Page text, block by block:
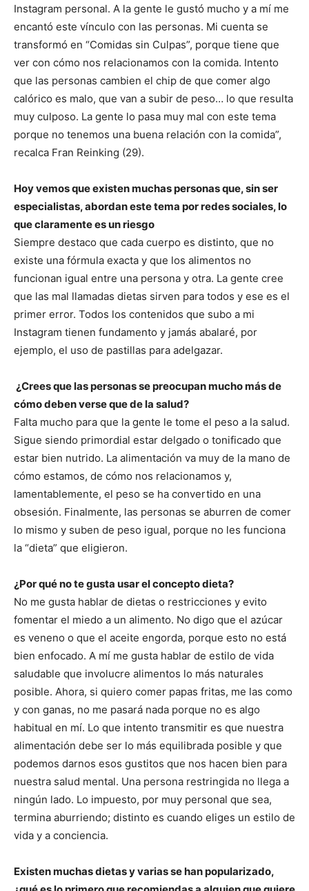
Instagram personal. A la gente le gustó mucho y a mí me
encantó este vínculo con las personas. Mi cuenta se
transformó en “Comidas sin Culpas”, porque tiene que
ver con cómo nos relacionamos con la comida. Intento
que las personas cambien el chip de que comer algo
calórico es malo, que van a subir de peso… lo que resulta
muy culposo. La gente lo pasa muy mal con este tema
porque no tenemos una buena relación con la comida”,
recalca Fran Reinking (29).
Hoy vemos que existen muchas personas que, sin ser
especialistas, abordan este tema por redes sociales, lo
que claramente es un riesgo
Siempre destaco que cada cuerpo es distinto, que no
existe una fórmula exacta y que los alimentos no
funcionan igual entre una persona y otra. La gente cree
que las mal llamadas dietas sirven para todos y ese es el
primer error. Todos los contenidos que subo a mi
Instagram tienen fundamento y jamás abalaré, por
ejemplo, el uso de pastillas para adelgazar.
¿Crees que las personas se preocupan mucho más de
cómo deben verse que de la salud?
Falta mucho para que la gente le tome el peso a la salud.
Sigue siendo primordial estar delgado o tonificado que
estar bien nutrido. La alimentación va muy de la mano de
cómo estamos, de cómo nos relacionamos y,
lamentablemente, el peso se ha convertido en una
obsesión. Finalmente, las personas se aburren de comer
lo mismo y suben de peso igual, porque no les funciona
la “dieta” que eligieron.
¿Por qué no te gusta usar el concepto dieta?
No me gusta hablar de dietas o restricciones y evito
fomentar el miedo a un alimento. No digo que el azúcar
es veneno o que el aceite engorda, porque esto no está
bien enfocado. A mí me gusta hablar de estilo de vida
saludable que involucre alimentos lo más naturales
posible. Ahora, si quiero comer papas fritas, me las como
y con ganas, no me pasará nada porque no es algo
habitual en mí. Lo que intento transmitir es que nuestra
alimentación debe ser lo más equilibrada posible y que
podemos darnos esos gustitos que nos hacen bien para
nuestra salud mental. Una persona restringida no llega a
ningún lado. Lo impuesto, por muy personal que sea,
termina aburriendo; distinto es cuando eliges un estilo de
vida y a conciencia.
Existen muchas dietas y varias se han popularizado,